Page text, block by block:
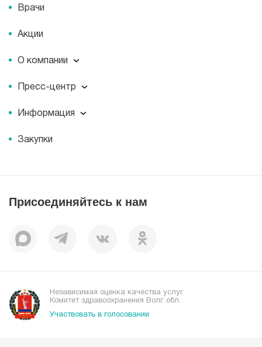
Врачи
Акции
О компании
О компании
Миссия
История
Документы
Пациентам
Пресс-центр
Пресс-центр
Новости
Журнал для пациентов «МЕДСИ СЕГОДНЯ»
Информация
Информация
Справочник направлений
Закупки
Присоединяйтесь к нам
Независимая оценка качества услуг.
Комитет здравоохранения Волг. обл.
Участвовать в голосовании